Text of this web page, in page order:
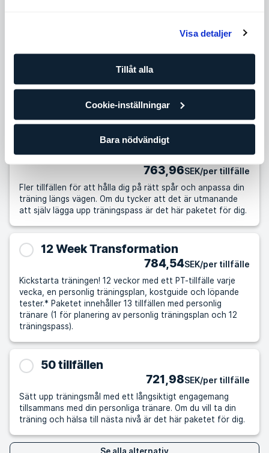
Visa detaljer
Tillåt alla
Cookie-inställningar
Bara nödvändigt
10 tillfällen
799,90
Förbättra dina framsteg med din egen personliga tränare
hand eller på gruppträningsklasser är det här paketet för
25 tillfällen
763,96SEK/per tillfälle
Fler tillfällen för att hålla dig på rätt spår och anpassa din
träning längs vägen. Om du tycker att det är utmanande
att själv lägga upp träningspass är det här paketet för dig.
12 Week Transformation
784,54SEK/per tillfälle
Kickstarta träningen! 12 veckor med ett PT-tillfälle varje
vecka, en personlig träningsplan, kostguide och löpande
tester.* Paketet innehåller 13 tillfällen med personlig
tränare (1 för planering av personlig träningsplan och 12
träningspass).
50 tillfällen
721,98SEK/per tillfälle
Sätt upp träningsmål med ett långsiktigt engagemang
tillsammans med din personliga tränare. Om du vill ta din
träning och hälsa till nästa nivå är det här paketet för dig.
Se alla alternativ